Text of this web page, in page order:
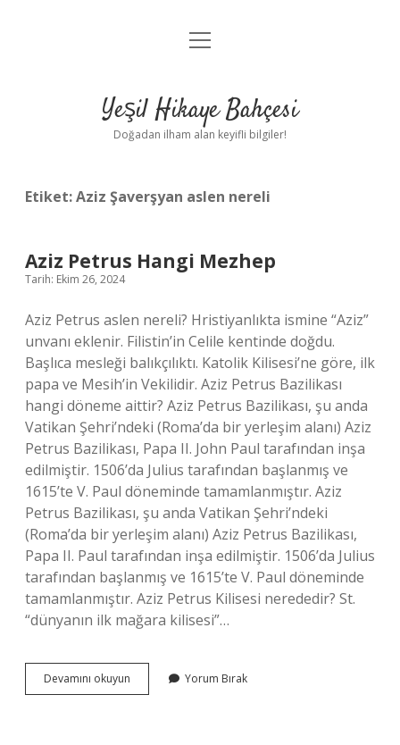
Anasayfa
Yasal Uyarı
menüyü
Yeşil Hikaye Bahçesi
Doğadan ilham alan keyifli bilgiler!
Etiket:Aziz Şaverşyan aslen nereli
Aziz Petrus Hangi Mezhep
Tarih: Ekim 26, 2024
Aziz Petrus aslen nereli? Hristiyanlıkta ismine “Aziz”
unvanı eklenir. Filistin’in Celile kentinde doğdu.
Başlıca mesleği balıkçılıktı. Katolik Kilisesi’ne göre, ilk
papa ve Mesih’in Vekilidir. Aziz Petrus Bazilikası
hangi döneme aittir? Aziz Petrus Bazilikası, şu anda
Vatikan Şehri’ndeki (Roma’da bir yerleşim alanı) Aziz
Petrus Bazilikası, Papa II. John Paul tarafından inşa
edilmiştir. 1506’da Julius tarafından başlanmış ve
1615’te V. Paul döneminde tamamlanmıştır. Aziz
Petrus Bazilikası, şu anda Vatikan Şehri’ndeki
(Roma’da bir yerleşim alanı) Aziz Petrus Bazilikası,
Papa II. Paul tarafından inşa edilmiştir. 1506’da Julius
tarafından başlanmış ve 1615’te V. Paul döneminde
tamamlanmıştır. Aziz Petrus Kilisesi nerededir? St.
“dünyanın ilk mağara kilisesi”…
Devamını okuyun
Petrus
Yorum Bırak